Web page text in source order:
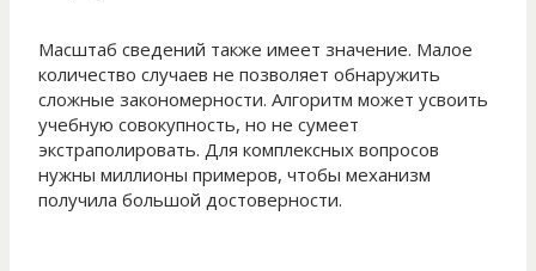
Масштаб сведений также имеет значение. Малое
количество случаев не позволяет обнаружить
сложные закономерности. Алгоритм может усвоить
учебную совокупность, но не сумеет
экстраполировать. Для комплексных вопросов
нужны миллионы примеров, чтобы механизм
получила большой достоверности.